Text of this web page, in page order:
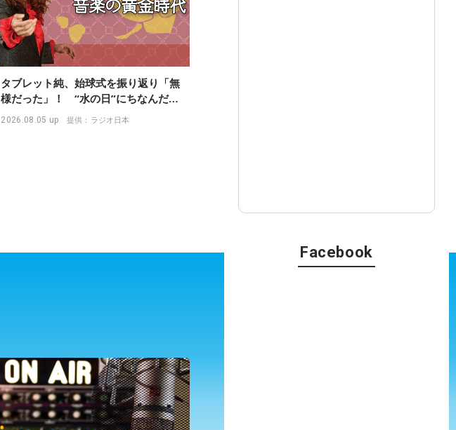
タブレット純、始球式を振り返り「無
様だった」！ “水の日”にちなんだ選
曲も
2026.08.05 up 提供：ラジオ日本
Facebook